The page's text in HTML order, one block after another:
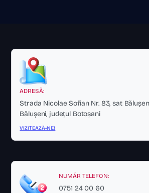
ADRESĂ:
Strada Nicolae Sofian Nr. 83, sat
Bălușeni, județul Botoșani
VIZITEAZĂ-NE!
NUMĂR TELEFON:
0751 24 00 60